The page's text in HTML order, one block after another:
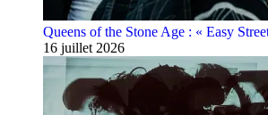
Queens of the Stone Age : « Easy
16 juillet 2026